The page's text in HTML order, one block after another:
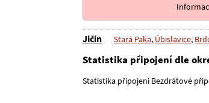
Jičín Stará Paka, Úbislavice,
Statistika připojení dle
Statistika připojení Bezdrátové